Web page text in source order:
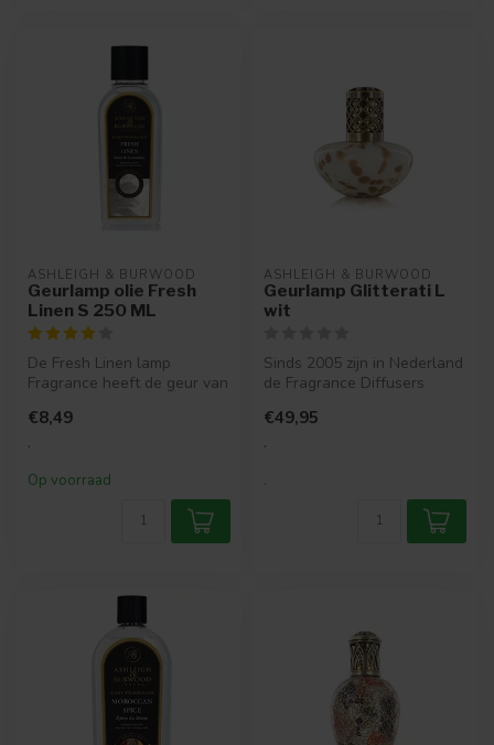
ASHLEIGH & BURWOOD
Geurlamp olie Fresh
Linen S 250 ML
De Fresh Linen lamp
Fragrance heeft de geur van
wapperend in...
€8,49
.
Op voorraad
ASHLEIGH & BURWOOD
Geurlamp Glitterati L
wit
Sinds 2005 zijn in Nederland
de Fragrance Diffusers
...
€49,95
.
.